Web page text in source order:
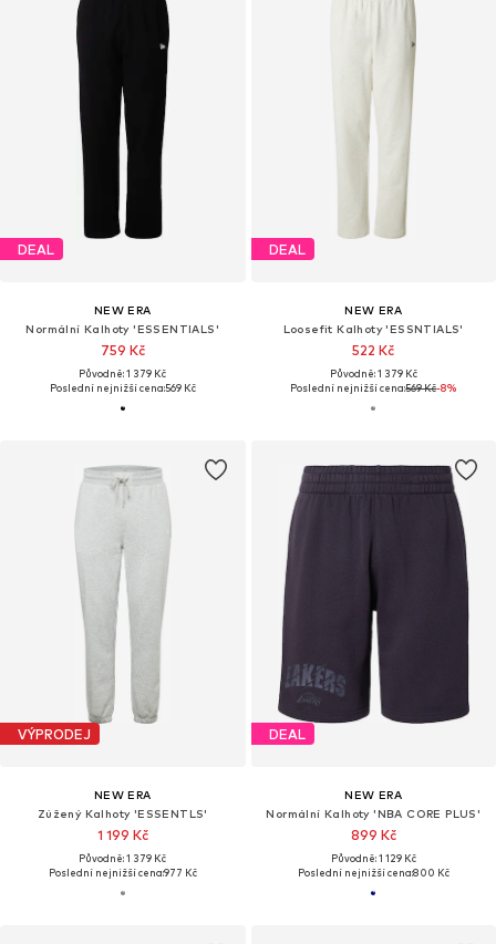
DEAL
NEW ERA
Normální Kalhoty 'ESSENTIALS'
759 Kč
Původně: 1 379 Kč
Poslední nejnižší cena:569 Kč
DEAL
NEW ERA
Loosefit Kalhoty 'ESSNTIALS'
522 Kč
Původně: 1 379 Kč
Poslední nejnižší cena:569 Kč-8%
VÝPRODEJ
NEW ERA
Zúžený Kalhoty 'ESSENTLS'
1 199 Kč
Původně: 1 379 Kč
Poslední nejnižší cena:977 Kč
DEAL
NEW ERA
Normální Kalhoty 'NBA CORE PLUS'
899 Kč
Původně: 1 129 Kč
Poslední nejnižší cena:800 Kč